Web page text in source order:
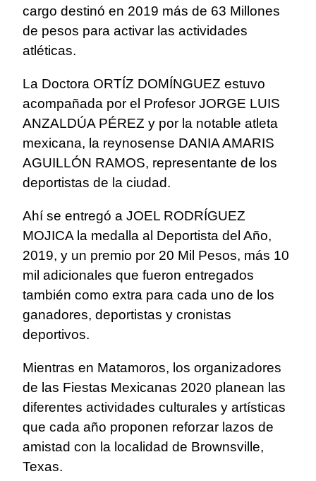
cargo destinó en 2019 más de 63 Millones
de pesos para activar las actividades
atléticas.
La Doctora ORTÍZ DOMÍNGUEZ estuvo
acompañada por el Profesor JORGE LUIS
ANZALDÚA PÉREZ y por la notable atleta
mexicana, la reynosense DANIA AMARIS
AGUILLÓN RAMOS, representante de los
deportistas de la ciudad.
Ahí se entregó a JOEL RODRÍGUEZ
MOJICA la medalla al Deportista del Año,
2019, y un premio por 20 Mil Pesos, más 10
mil adicionales que fueron entregados
también como extra para cada uno de los
ganadores, deportistas y cronistas
deportivos.
Mientras en Matamoros, los organizadores
de las Fiestas Mexicanas 2020 planean las
diferentes actividades culturales y artísticas
que cada año proponen reforzar lazos de
amistad con la localidad de Brownsville,
Texas.